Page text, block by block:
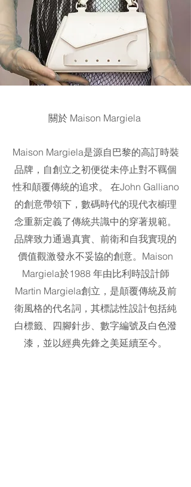
關於 Maison Margiela
Maison Margiela是源自巴黎的高訂時裝
品牌，自創立之初便從未停止對不羈個
性和顛覆傳統的追求。 在John Galliano
的創意帶領下，數碼時代的現代衣櫥理
念重新定義了傳統共識中的穿著規範。
品牌致力通過真實、前衛和自我實現的
價值觀激發永不妥協的創意。Maison
Margiela於1988 年由比利時設計師
Martin Margiela創立，是顛覆傳統及前
衛風格的代名詞，其標誌性設計包括純
白標籤、四腳針步、數字編號及白色潑
漆，並以經典先鋒之美延續至今。